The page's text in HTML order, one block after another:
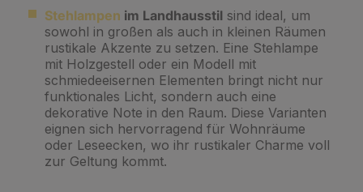
Stehlampen im Landhausstil sind ideal, um
sowohl in großen als auch in kleinen Räumen
rustikale Akzente zu setzen. Eine Stehlampe
mit Holzgestell oder ein Modell mit
schmiedeeisernen Elementen bringt nicht nur
funktionales Licht, sondern auch eine
dekorative Note in den Raum. Diese Varianten
eignen sich hervorragend für Wohnräume
oder Leseecken, wo ihr rustikaler Charme voll
zur Geltung kommt.